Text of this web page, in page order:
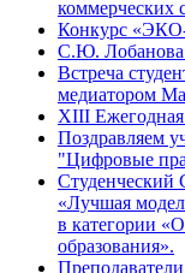
коммерческих
Конкурс
С.Ю. Лобанова
Встреча
медиатором
ХIII Ежегодная
Поздравляем
"Цифровые
Студенческий
«Лучшая
в категории
образования».